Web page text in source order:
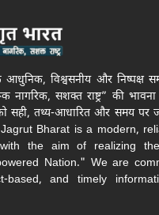
विश्वसनीय और निष्पक्ष
नागरिक, सशक्त राष्ट्र” की
सही, तथ्य-आधारित और समय पर
Jagrut Bharat is a modern,
the aim of realizing
Nation." We are
based, and timely